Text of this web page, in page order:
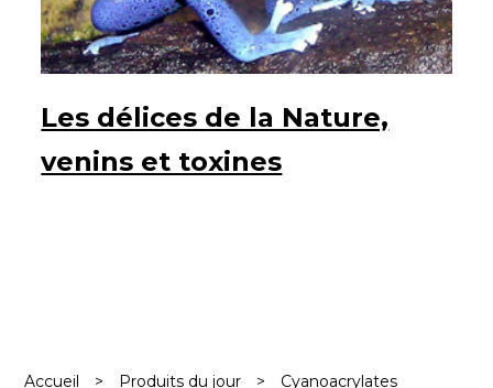
Les délices de la Nature,
venins et toxines
Accueil > Produits du jour > Cyanoacrylates